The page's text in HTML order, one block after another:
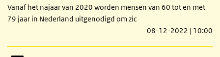
Vanaf het najaar van 2020 worden mensen van 60 tot en met
79 jaar in Nederland uitgenodigd om zic
08-12-2022 | 10:00